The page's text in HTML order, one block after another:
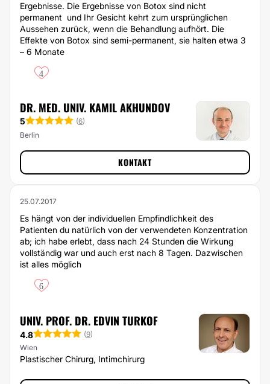
Ergebnisse. Die Ergebnisse von Botox sind nicht
permanent und Ihr Gesicht kehrt zum ursprünglichen
Aussehen zurück, wenn die Behandlung aufhört. Die
Effekte von Botox sind semi-permanent, sie halten etwa 3
– 6 Monate
4
DR. MED. UNIV. KAMIL AKHUNDOV
5 (6)
Berlin
KONTAKT
25.07.2017
Es hängt von der individuellen Empfindlichkeit des
Patienten du natürlich von der verwendeten Konzentration
ab; ich habe erlebt, dass nach 24 Stunden die Wirkung
vollständig war und auch erst nach 8 Tagen. Dazwischen
ist alles möglich
6
UNIV. PROF. DR. EDVIN TURKOF
4.8 (9)
Wien
Plastischer Chirurg, Intimchirurg